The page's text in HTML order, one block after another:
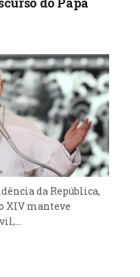
da República,
XIV manteve